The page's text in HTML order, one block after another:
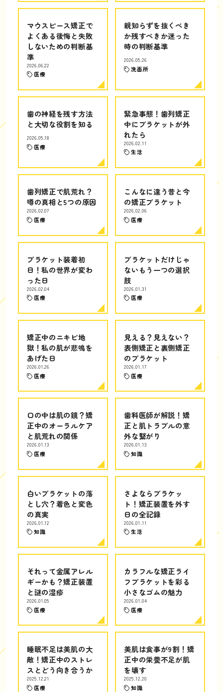
マウスピース矯正で
よくある後悔と失敗
しないための判断基
準
2026.06.22
医療
親知らずを抜くべき
か残すべきか迷った
時の判断基準
2026.05.26
洗面所
歯の神経を残す方法
と大切な役割を知る
2026.05.18
医療
緊急事態！歯列矯正
中にブラケットが外
れたら
2026.02.11
生活
歯列矯正で肌荒れ？
噂の真相と5つの原因
2026.02.07
医療
こんなに違う昔と今
の矯正ブラケット
2026.02.06
医療
ブラケット装着初
日！私の世界が変わ
った日
2026.02.04
医療
ブラケットだけじゃ
ないもう一つの選択
肢
2026.01.31
医療
矯正中のニキビ地
獄！私の肌が悲鳴を
あげた日
2026.01.26
医療
見える？見えない？
表側矯正と裏側矯正
のブラケット
2026.01.17
医療
口の中は肌の鏡？矯
正中のオーラルケア
と肌荒れの関係
2026.01.13
医療
歯科医師が解説！矯
正と肌トラブルの意
外な繋がり
2026.01.13
知識
白いブラケットの落
とし穴？着色と変色
の真実
2026.01.12
知識
さよならブラケッ
ト！矯正装置を外す
日の全記録
2026.01.11
生活
それって金属アレル
ギーかも？矯正装置
と謎の湿疹
2026.01.05
医療
カラフルな矯正ライ
フブラケットを彩る
小さなゴムの魅力
2026.01.04
医療
睡眠不足は美肌の大
敵！矯正中のストレ
スとどう向き合うか
2025.12.21
医療
美肌は食事が9割！矯
正中の栄養不足が肌
を壊す
2025.12.20
知識